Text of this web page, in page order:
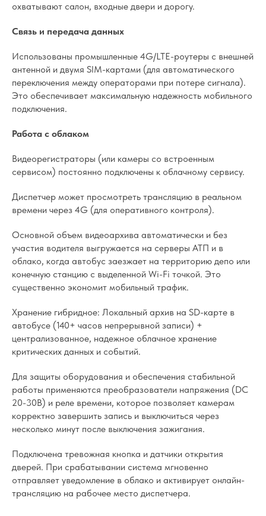
охватывают салон, входные двери и дорогу.
Связь и передача данных
Использованы промышленные 4G/LTE-роутеры с внешней
антенной и двумя SIM-картами (для автоматического
переключения между операторами при потере сигнала).
Это обеспечивает максимальную надежность мобильного
подключения.
Работа с облаком
Видеорегистраторы (или камеры со встроенным
сервисом) постоянно подключены к облачному сервису.
Диспетчер может просмотреть трансляцию в реальном
времени через 4G (для оперативного контроля).
Основной объем видеоархива автоматически и без
участия водителя выгружается на серверы АТП и в
облако, когда автобус заезжает на территорию депо или
конечную станцию с выделенной Wi-Fi точкой. Это
существенно экономит мобильный трафик.
Хранение гибридное: Локальный архив на SD-карте в
автобусе (140+ часов непрерывной записи) +
централизованное, надежное облачное хранение
критических данных и событий.
Для защиты оборудования и обеспечения стабильной
работы применяются преобразователи напряжения (DC
20-30В) и реле времени, которое позволяет камерам
корректно завершить запись и выключиться через
несколько минут после выключения зажигания.
Подключена тревожная кнопка и датчики открытия
дверей. При срабатывании система мгновенно
отправляет уведомление в облако и активирует онлайн-
трансляцию на рабочее место диспетчера.